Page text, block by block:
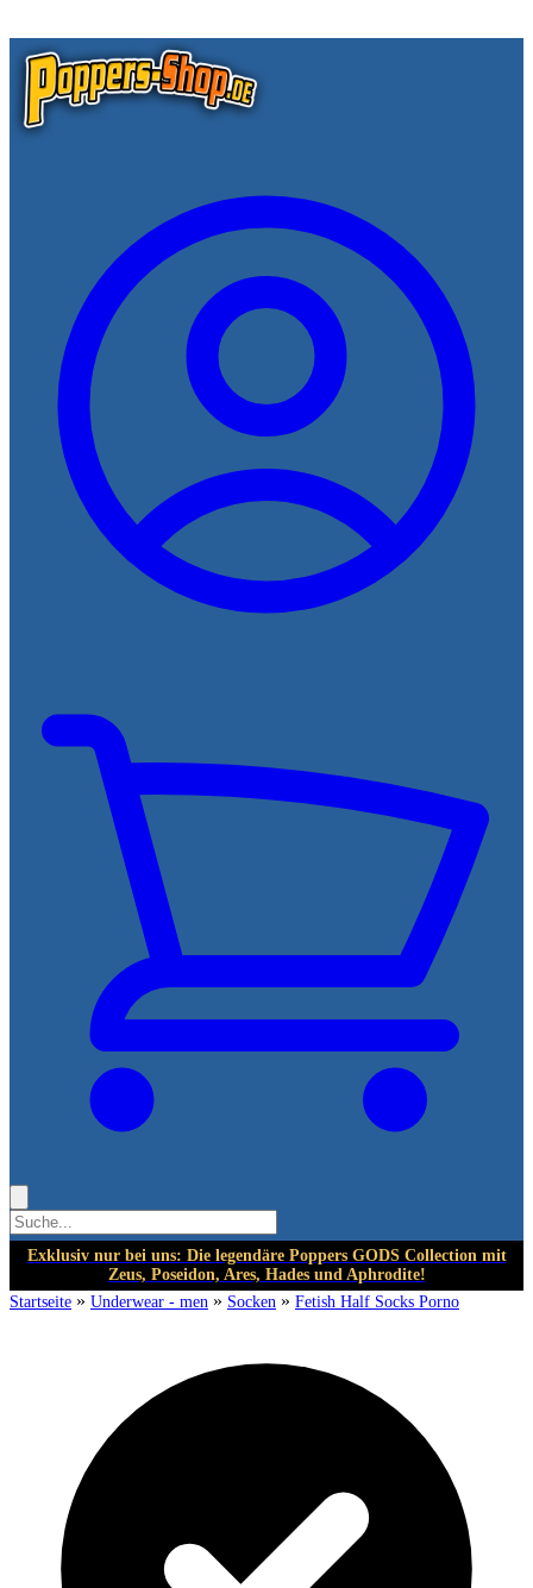
Exklusiv nur bei uns: Die legendäre Poppers GODS Collection mit
Zeus, Poseidon, Ares, Hades und Aphrodite!
Startseite » Underwear - men » Socken » Fetish Half Socks Porno